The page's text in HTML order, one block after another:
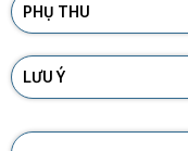
PHỤ THU
LƯU Ý